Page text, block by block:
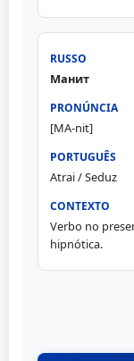
Манит
[MA-nit]
Atrai / Seduz
Verbo no
hipnótica.